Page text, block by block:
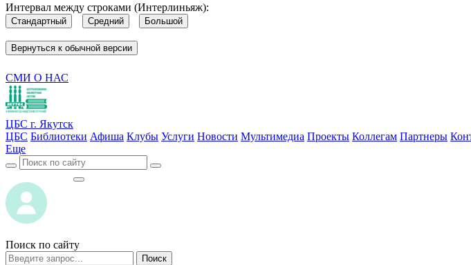
Интервал между строками (Интерлиньяж):
Стандартный Средний Большой
Вернуться к обычной версии
СМИ О НАС
ЦБС г. Якутск
ЦБС Библиотеки Афиша Клубы Услуги Новости Мультимедиа Проекты Коллегам Партнеры
Еще
Поиск по сайту
Поиск